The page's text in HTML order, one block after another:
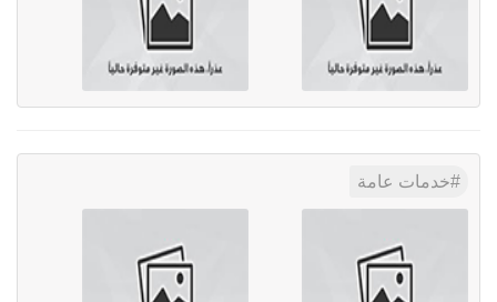
خدمات عامة